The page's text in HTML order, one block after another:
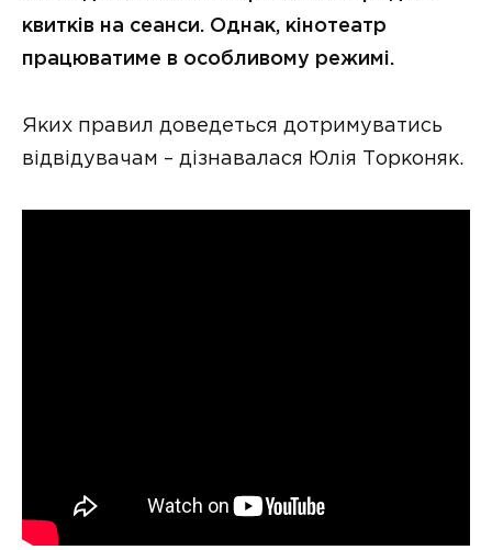
квитків на сеанси. Однак, кінотеатр
працюватиме в особливому режимі.
Яких правил доведеться дотримуватись
відвідувачам – дізнавалася Юлія Торконяк.